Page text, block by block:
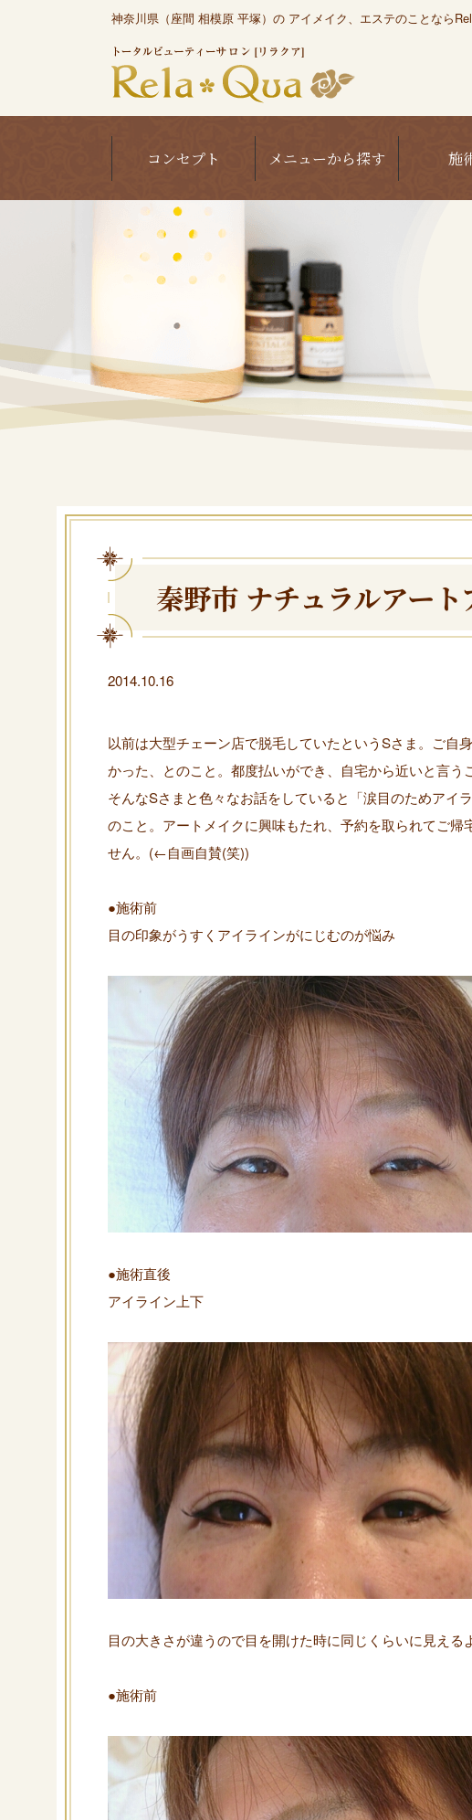
神奈川県（座間 相模原 平塚）の アイメイク、エステのことなら
コンセプト メニューから探す 施
秦野市 ナチュラルアート
2014.10.16
以前は大型チェーン店で脱毛していたというSさま。ご自
かった、とのこと。都度払いができ、自宅から近いと言う
そんなSさまと色々なお話をしていると「涙目のためアイ
のこと。アートメイクに興味もたれ、予約を取られてご
せん。(←自画自賛(笑))
●施術前
目の印象がうすくアイラインがにじむのが悩み
●施術直後
アイライン上下
目の大きさが違うので目を開けた時に同じくらいに見える
●施術前